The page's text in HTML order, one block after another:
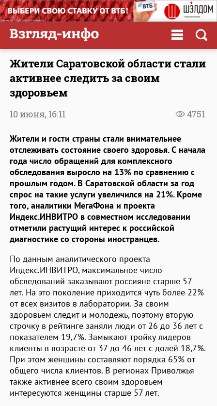
Жители Саратовской области стали
активнее следить за своим
здоровьем
4751
10 июня, 16:11
Жители и гости страны стали внимательнее
отслеживать состояние своего здоровья. С начала
года число обращений для комплексного
обследования выросло на 13% по сравнению с
прошлым годом. В Саратовской области за год
спрос на такие услуги увеличился на 21%. Кроме
того, аналитики МегаФона и проекта
Индекс.ИНВИТРО в совместном исследовании
отметили растущий интерес к российской
диагностике со стороны иностранцев.
По данным аналитического проекта
Индекс.ИНВИТРО, максимальное число
обследований заказывают россияне старше 57
лет. На это поколение приходится чуть более 22%
от всех визитов в лаборатории. За своим
здоровьем следит и молодежь, поэтому вторую
строчку в рейтинге заняли люди от 26 до 36 лет с
показателем 19,7%. Замыкают тройку лидеров
клиенты в возрасте от 37 до 46 лет с долей 18,7%.
При этом женщины составляют порядка 65% от
общего числа клиентов. В регионах Приволжья
также активнее всего своим здоровьем
интересуются женщины старше 57 лет.